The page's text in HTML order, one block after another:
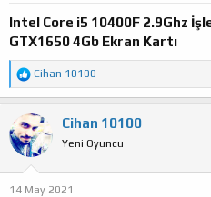
ş
l
a
t
a
n
ç
a
r
h
Intel Core i5 10400F 2.9Ghz
GTX1650 4Gb Ekran Kartı
T
e
p
k
i
l
e
r
:
Cihan 10100
Cihan 10100
Yeni Oyuncu
14 May 2021